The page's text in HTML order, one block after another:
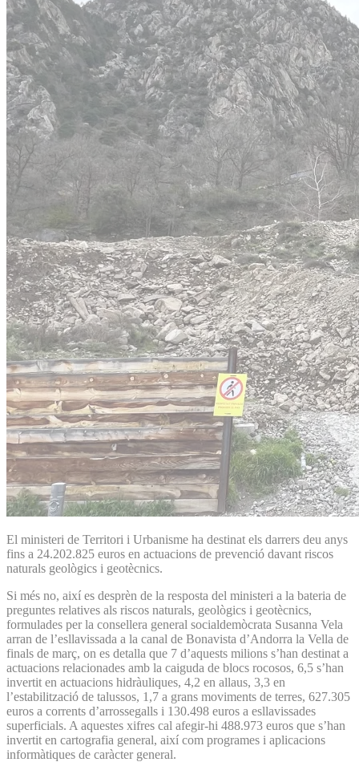
El ministeri de Territori i Urbanisme ha destinat els darrers deu anys
fins a 24.202.825 euros en actuacions de prevenció davant riscos
naturals geològics i geotècnics.
Si més no, així es desprèn de la resposta del ministeri a la bateria de
preguntes relatives als riscos naturals, geològics i geotècnics,
formulades per la consellera general socialdemòcrata Susanna Vela
arran de l’esllavissada a la canal de Bonavista d’Andorra la Vella de
finals de març, on es detalla que 7 d’aquests milions s’han destinat a
actuacions relacionades amb la caiguda de blocs rocosos, 6,5 s’han
invertit en actuacions hidràuliques, 4,2 en allaus, 3,3 en
l’estabilització de talussos, 1,7 a grans moviments de terres, 627.305
euros a corrents d’arrossegalls i 130.498 euros a esllavissades
superficials. A aquestes xifres cal afegir-hi 488.973 euros que s’han
invertit en cartografia general, així com programes i aplicacions
informàtiques de caràcter general.